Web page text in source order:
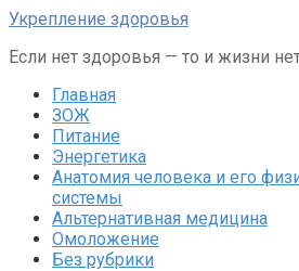
Перейти
контенту
Укрепление здоровья
Если нет здоровья — то и жизни
Главная
ЗОЖ
Питание
Энергетика
Анатомия человека и его
системы
Альтернативная медицина
Омоложение
Без рубрики